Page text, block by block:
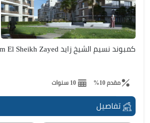
كمبوند نسيم الشيخ زايد Naseem El Sheikh Zayed بمقدم 10%
مقدم 10% 10 سنوات
تفاصيل